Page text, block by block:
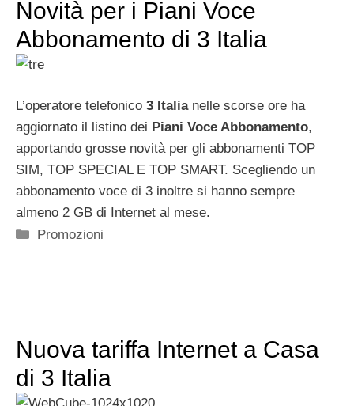
Novità per i Piani Voce
Abbonamento di 3 Italia
L’operatore telefonico 3 Italianelle scorse ore ha
aggiornato il listino dei Piani Voce Abbonamento,
apportando grosse novità per gli abbonamenti TOP
SIM, TOP SPECIAL E TOP SMART. Scegliendo un
abbonamento voce di 3 inoltre si hanno sempre
almeno 2 GB di Internet al mese.
Categorie
Promozioni
Nuova tariffa Internet a Casa
di 3 Italia